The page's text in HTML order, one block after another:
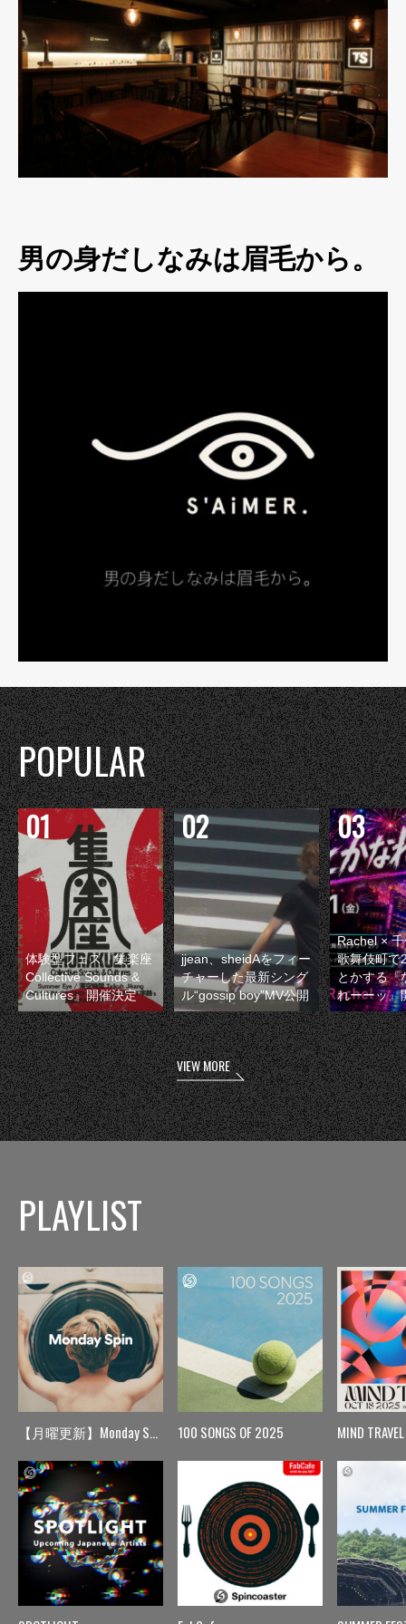
男の身だしなみは眉毛から。
POPULAR
体験型フェス『集楽座
Collective Sounds &
Cultures』開催決定
jjean、sheidAをフィー
チャーした最新シング
ル“gossip boy”MV公開
Rachel ×
歌舞伎町で
とかする『
れーーッ』
VIEW MORE
PLAYLIST
【月曜更新】Monday Spin 100 SONGS OF 2025 MIND TRAVEL